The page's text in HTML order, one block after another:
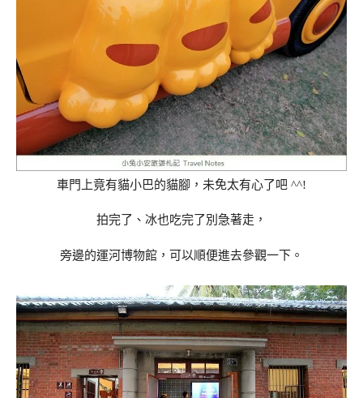
車門上竟有貓小巴的貓腳，未免太有心了吧 ^^!
拍完了、冰也吃完了別急著走，
旁邊的運河博物館，可以順便進去參觀一下。